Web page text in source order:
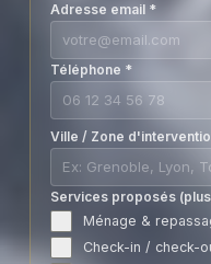
Adresse email *
Téléphone *
Ville / Zone
Services proposés
Ménage &
Check-in / check-